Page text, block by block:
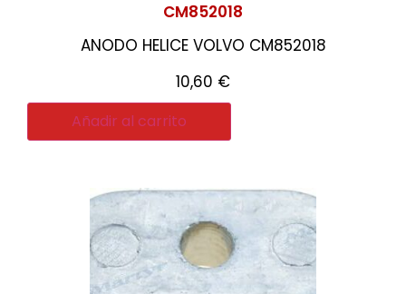
CM852018
ANODO HELICE VOLVO CM852018
10,60 €
Añadir al carrito